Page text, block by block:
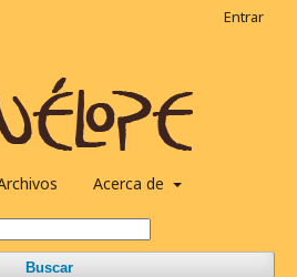
Acerca de
Buscar
Entrar